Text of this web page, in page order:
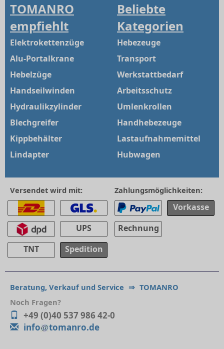
TOMANRO
empfiehlt
Elektrokettenzüge
Alu-Portalkrane
Hebelzüge
Handseilwinden
Hydraulikzylinder
Blechgreifer
Kippbehälter
Lindapter
Beliebte
Kategorien
Hebezeuge
Transport
Werkstattbedarf
Arbeitsschutz
Umlenkrollen
Handhebezeuge
Lastaufnahmemittel
Hubwagen
Versendet wird mit:
UPS
TNT
Spedition
Zahlungsmöglichkeiten:
Vorkasse
Rechnung
Beratung, Verkauf und Service ⇒ TOMANRO
Noch Fragen?
+49 (0)40 537 986 42-0
info
tomanro.de